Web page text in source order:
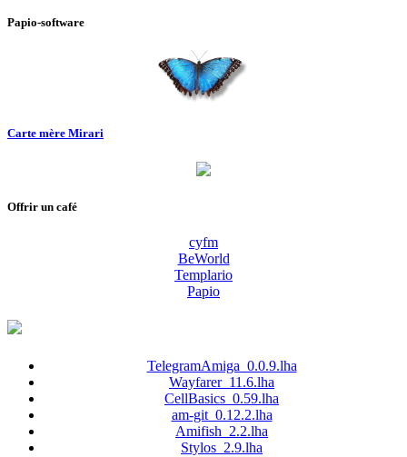
Papio-software
Carte mère Mirari
Offrir un café
cyfm
BeWorld
Templario
Papio
TelegramAmiga_0.0.9.lha
Wayfarer_11.6.lha
CellBasics_0.59.lha
am-git_0.12.2.lha
Amifish_2.2.lha
Stylos_2.9.lha